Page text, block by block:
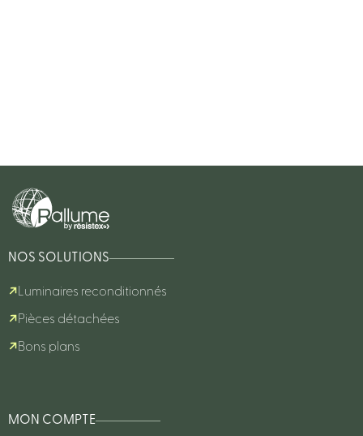
NOS SOLUTIONS
Luminaires reconditionnés
Pièces détachées
Bons plans
MON COMPTE